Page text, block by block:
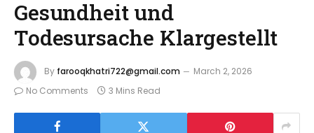
Gesundheit und
Todesursache Klargestellt
By farooqkhatri722@gmail.com
March 2, 2026
No Comments
3 Mins Read